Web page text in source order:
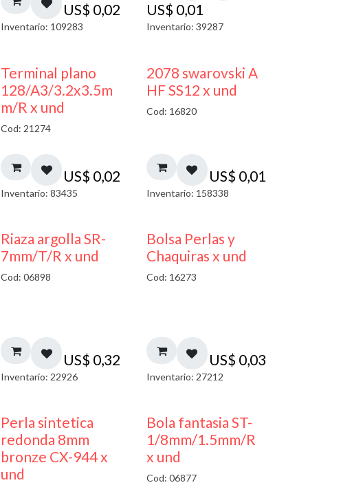
US$ 0,02
Inventario: 109283
US$ 0,01
Inventario: 39287
Terminal plano
128/A3/3.2x3.5m
m/R x und
Cod: 21274
US$ 0,02
Inventario: 83435
2078 swarovski A
HF SS12 x und
Cod: 16820
US$ 0,01
Inventario: 158338
Riaza argolla SR-
7mm/T/R x und
Cod: 06898
US$ 0,32
Inventario: 22926
Bolsa Perlas y
Chaquiras x und
Cod: 16273
US$ 0,03
Inventario: 27212
Perla sintetica
redonda 8mm
bronze CX-944 x
und
Bola fantasia ST-
1/8mm/1.5mm/R
x und
Cod: 06877